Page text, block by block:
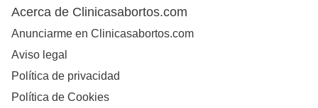
Acerca de Clinicasabortos.com
Anunciarme en Clinicasabortos.com
Aviso legal
Política de privacidad
Política de Cookies